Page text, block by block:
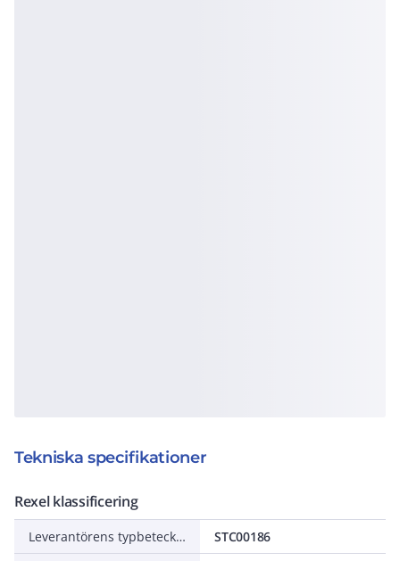
Tekniska specifikationer
Rexel klassificering
Leverantörens typbeteckning
STC00186